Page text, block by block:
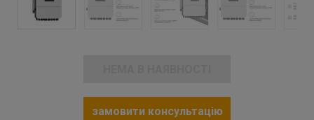
замовити консультацію